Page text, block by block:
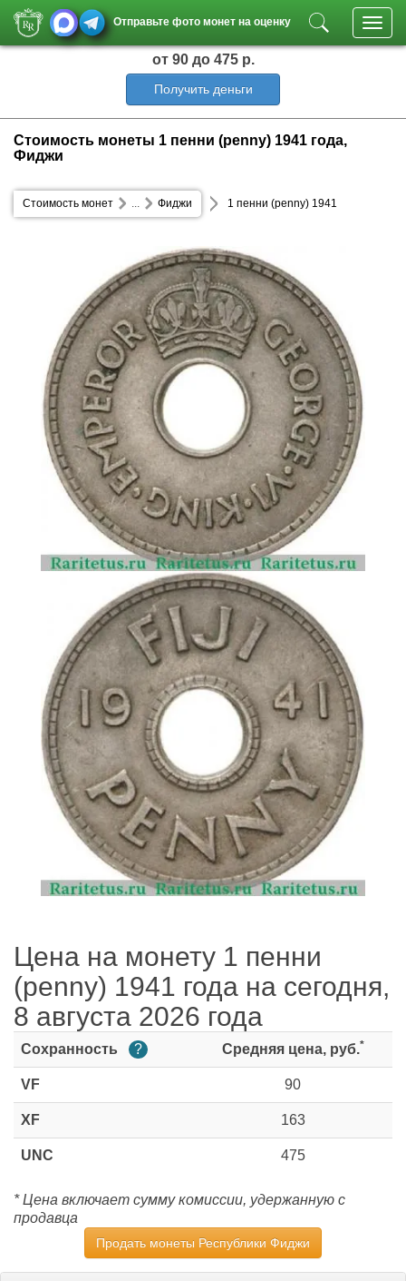
Отправьте фото монет на оценку
от 90 до 475 р.
Получить деньги
Стоимость монеты 1 пенни (penny) 1941 года,
Фиджи
Стоимость монет Фиджи
... 1 пенни (penny) 1941
Цена на монету 1 пенни
(penny) 1941 года на сегодня,
8 августа 2026 года
Сохранность ? Средняя цена, руб.*
VF 90
XF 163
UNC 475
* Цена включает сумму комиссии, удержанную с
продавца
Продать монеты Республики Фиджи